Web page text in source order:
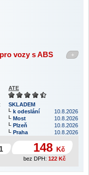
+
vozy s ABS
ATE
SKLADEM
k odeslání
10.8.2026
Most
10.8.2026
Plzeň
10.8.2026
Praha
10.8.2026
148 Kč
bez DPH: 122 Kč